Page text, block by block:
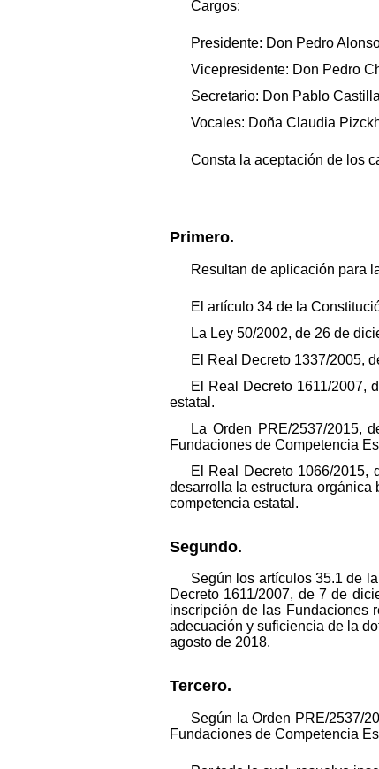
Cargos:
Presidente: Don Pedro
Vicepresidente: Don Pedro
Secretario: Don Pablo
Vocales: Doña Claudia
Consta la aceptación de los
Primero.
Resultan de aplicación para
El artículo 34 de la
La Ley 50/2002, de 26 de
El Real Decreto 1337/2005,
El Real Decreto 1611/2007,
estatal.
La Orden PRE/2537/2015,
Fundaciones de Competencia
El Real Decreto 1066/2015,
desarrolla la estructura orgánica
competencia estatal.
Segundo.
Según los artículos 35.1 de
Decreto 1611/2007, de 7 de
inscripción de las Fundaciones
adecuación y suficiencia de la
agosto de 2018.
Tercero.
Según la Orden PRE/2537/
Fundaciones de Competencia